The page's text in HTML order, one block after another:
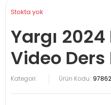
Stokta yok
Yargı
Video Ders
Kategori: Ürün Kodu: